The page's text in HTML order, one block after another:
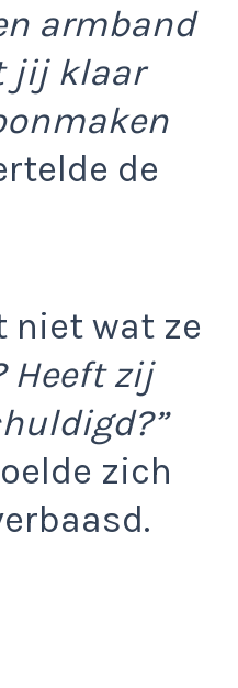
armband
jij klaar
de
niet wat ze
Heeft zij
zich